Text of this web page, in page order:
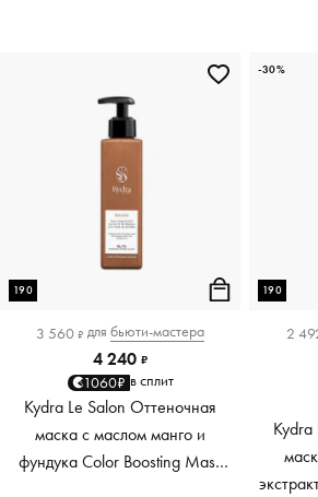
190
3 560 ₽ для бьюти-мастера
4 240 ₽
1060₽ в сплит
Kydra Le Salon Оттеночная
маска с маслом манго и
фундука Color Boosting Mask
190
2
Kydra
-30%